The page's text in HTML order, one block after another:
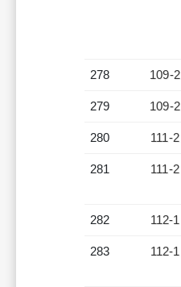
278 109-2
279 109-2
280 111-2
281 111-2
282 112-1
283 112-1